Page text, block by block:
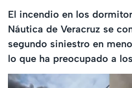
El incendio en los
Náutica de Veracruz se
segundo siniestro en
lo que ha preocupado a